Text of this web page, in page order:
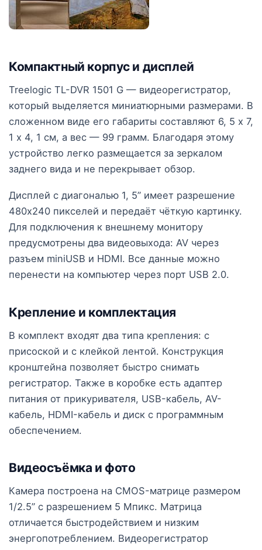
Компактный корпус и дисплей
Treelogic TL-DVR 1501 G — видеорегистратор,
который выделяется миниатюрными размерами. В
сложенном виде его габариты составляют 6, 5 х 7,
1 х 4, 1 см, а вес — 99 грамм. Благодаря этому
устройство легко размещается за зеркалом
заднего вида и не перекрывает обзор.
Дисплей с диагональю 1, 5” имеет разрешение
480х240 пикселей и передаёт чёткую картинку.
Для подключения к внешнему монитору
предусмотрены два видеовыхода: AV через
разъем miniUSB и HDMI. Все данные можно
перенести на компьютер через порт USB 2.0.
Крепление и комплектация
В комплект входят два типа крепления: с
присоской и с клейкой лентой. Конструкция
кронштейна позволяет быстро снимать
регистратор. Также в коробке есть адаптер
питания от прикуривателя, USB-кабель, AV-
кабель, HDMI-кабель и диск с программным
обеспечением.
Видеосъёмка и фото
Камера построена на CMOS-матрице размером
1/2.5” с разрешением 5 Мпикс. Матрица
отличается быстродействием и низким
энергопотреблением. Видеорегистратор